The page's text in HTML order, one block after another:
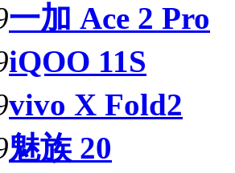
一加 Ace 2 Pro
iQOO 11S
vivo X Fold2
魅族 20